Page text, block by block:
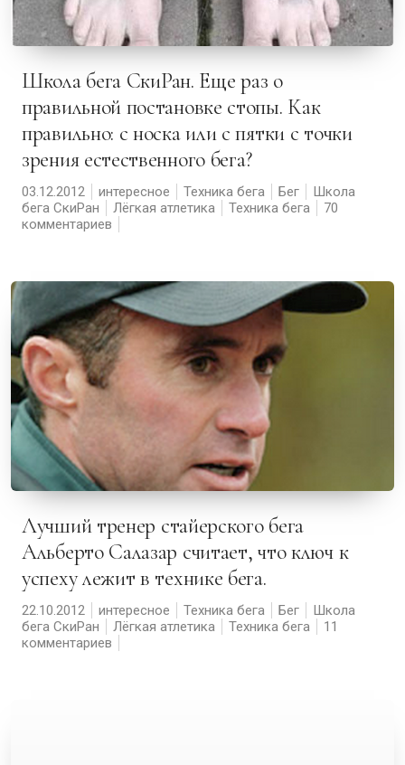
Школа бега СкиРан. Еще раз о
правильной постановке стопы. Как
правильно: с носка или с пятки с точки
зрения естественного бега?
03.12.2012 интересное Техника бега Бег
Школа
бега СкиРан
Лёгкая атлетика Техника бега
70
комментариев
Лучший тренер стайерского бега
Альберто Салазар считает, что ключ к
успеху лежит в технике бега.
22.10.2012 интересное Техника бега Бег
Школа
бега СкиРан
Лёгкая атлетика Техника бега
11
комментариев